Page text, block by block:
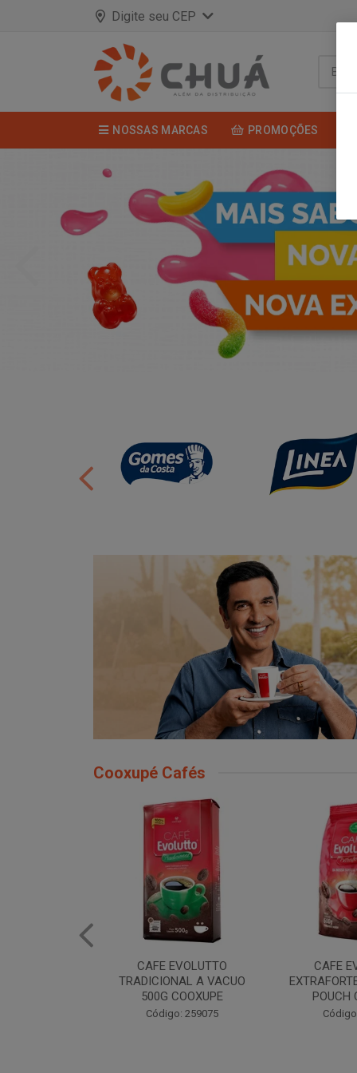
Digite seu CEP
NOSSAS MARCAS PROMOÇÕES
Cooxupé Cafés
CAFE EVOLUTTO
EXTRAFORTE MOIDO 500G
POUCH COOXUPE
Código: 259076
CAFE
POUCH